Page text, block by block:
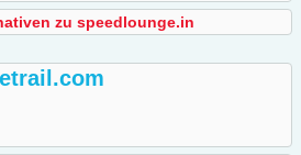
zu speedlounge.in